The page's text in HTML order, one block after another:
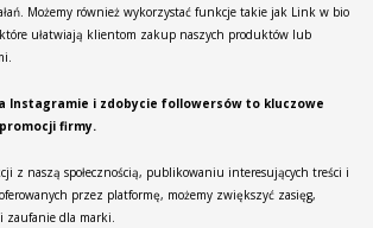
Możemy również wykorzystać funkcje takie jak Link w bio
ułatwiają klientom zakup naszych produktów lub
Instagramie i zdobycie followersów to kluczowe
firmy.
z naszą społecznością, publikowaniu interesujących treści i
przez platformę, możemy zwiększyć zasięg,
zaufanie dla marki.